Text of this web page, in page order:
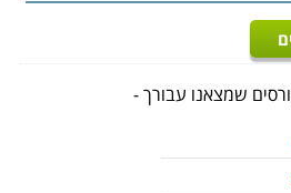
שמצאנו עבורך -